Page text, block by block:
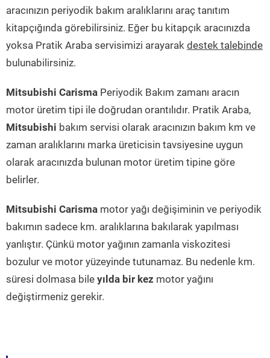
aracınızın periyodik bakım aralıklarını araç tanıtım
kitapçığında görebilirsiniz. Eğer bu kitapçık aracınızda
yoksa Pratik Araba servisimizi arayarak destek talebinde
bulunabilirsiniz.
Mitsubishi Carisma Periyodik Bakım zamanı aracın
motor üretim tipi ile doğrudan orantılıdır. Pratik Araba,
Mitsubishi bakım servisi olarak aracınızın bakım km ve
zaman aralıklarını marka üreticisin tavsiyesine uygun
olarak aracınızda bulunan motor üretim tipine göre
belirler.
Mitsubishi Carisma motor yağı değişiminin ve periyodik
bakımın sadece km. aralıklarına bakılarak yapılması
yanlıştır. Çünkü motor yağının zamanla viskozitesi
bozulur ve motor yüzeyinde tutunamaz. Bu nedenle km.
süresi dolmasa bile yılda bir kez motor yağını
değiştirmeniz gerekir.